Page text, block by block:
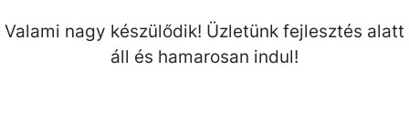
Valami nagy készülődik! Üzletünk fejlesztés alatt
áll és hamarosan indul!